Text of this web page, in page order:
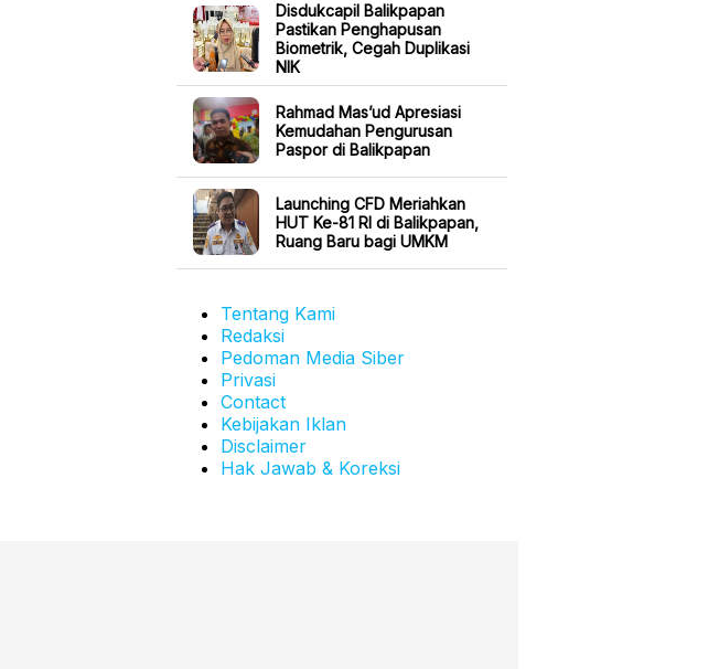
Disdukcapil Balikpapan
Pastikan Penghapusan
Biometrik, Cegah Duplikasi
NIK
Rahmad Mas’ud Apresiasi
Kemudahan Pengurusan
Paspor di Balikpapan
Launching CFD Meriahkan
HUT Ke-81 RI di Balikpapan,
Ruang Baru bagi UMKM
Tentang Kami
Redaksi
Pedoman Media Siber
Privasi
Contact
Kebijakan Iklan
Disclaimer
Hak Jawab & Koreksi